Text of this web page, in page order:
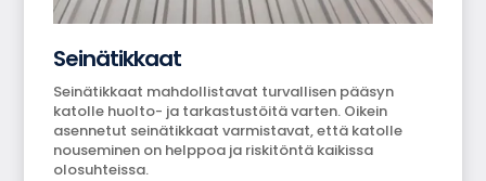
Seinätikkaat
Seinätikkaat mahdollistavat turvallisen pääsyn
katolle huolto- ja tarkastustöitä varten. Oikein
asennetut seinätikkaat varmistavat, että katolle
nouseminen on helppoa ja riskitöntä kaikissa
olosuhteissa.